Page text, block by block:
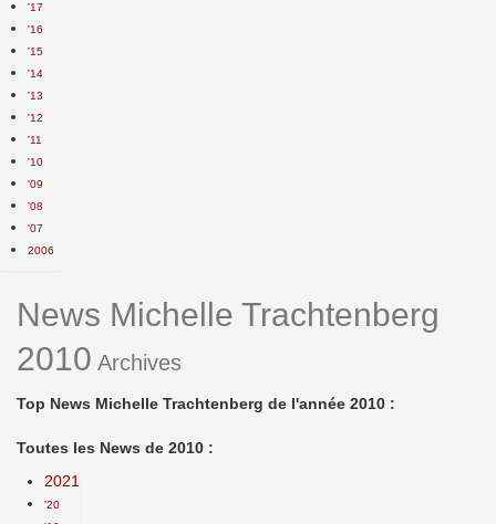
'17
'16
'15
'14
'13
'12
'11
'10
'09
'08
'07
2006
News Michelle Trachtenberg
2010 Archives
Top News Michelle Trachtenberg de l'année 2010 :
Toutes les News de 2010 :
2021
'20